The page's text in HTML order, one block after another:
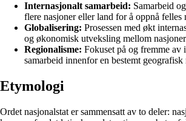
Internasjonalt samarbeid: Samarbeid
flere nasjoner eller land for å oppnå felles
Globalisering: Prosessen med økt
og økonomisk utveksling mellom
Regionalisme: Fokuset på og fremme av
samarbeid innenfor en bestemt geografisk
Etymologi
Ordet nasjonalstat er sammensatt av to deler: